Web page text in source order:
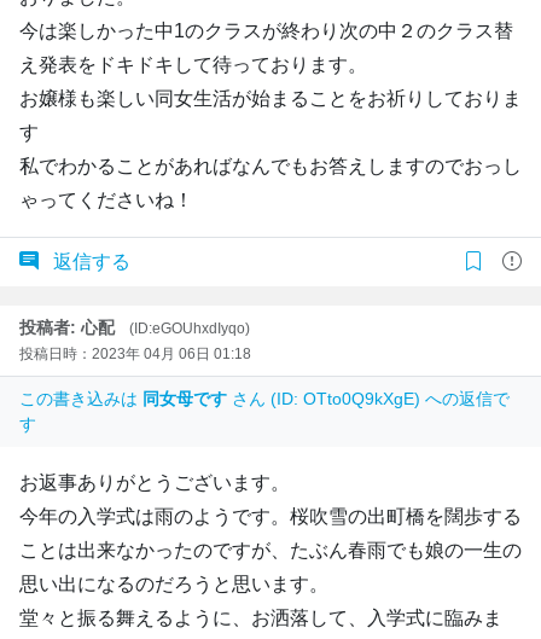
今は楽しかった中1のクラスが終わり次の中２のクラス替
え発表をドキドキして待っております。
お嬢様も楽しい同女生活が始まることをお祈りしておりま
す
私でわかることがあればなんでもお答えしますのでおっし
ゃってくださいね！
返信する
投稿者: 心配
(ID:eGOUhxdIyqo)
投稿日時：2023年 04月 06日 01:18
この書き込みは 同女母です さん (ID: OTto0Q9kXgE) への返信で
す
お返事ありがとうございます。
今年の入学式は雨のようです。桜吹雪の出町橋を闊歩する
ことは出来なかったのですが、たぶん春雨でも娘の一生の
思い出になるのだろうと思います。
堂々と振る舞えるように、お洒落して、入学式に臨みま